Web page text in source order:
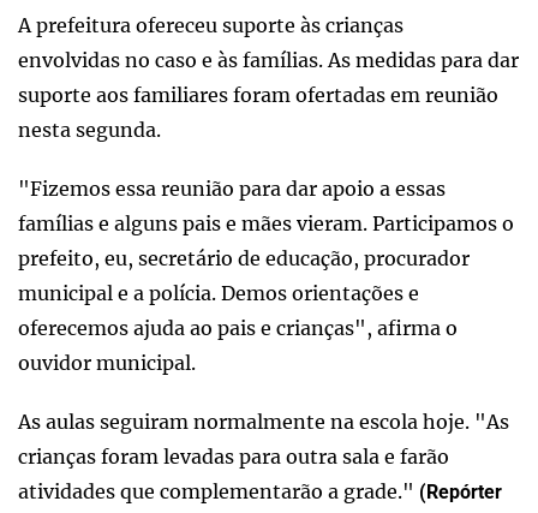
A prefeitura ofereceu suporte às crianças
envolvidas no caso e às famílias. As medidas para dar
suporte aos familiares foram ofertadas em reunião
nesta segunda.
"Fizemos essa reunião para dar apoio a essas
famílias e alguns pais e mães vieram. Participamos o
prefeito, eu, secretário de educação, procurador
municipal e a polícia. Demos orientações e
oferecemos ajuda ao pais e crianças", afirma o
ouvidor municipal.
As aulas seguiram normalmente na escola hoje. "As
crianças foram levadas para outra sala e farão
atividades que complementarão a grade." (Repórter